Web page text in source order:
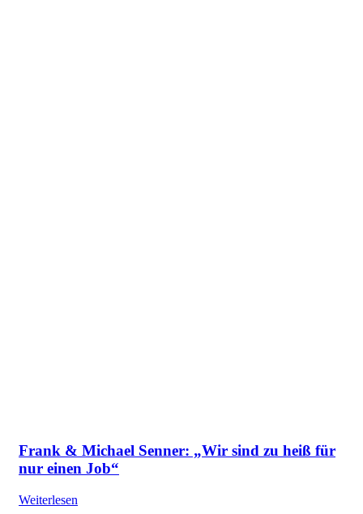
Frank & Michael Senner: „Wir sind zu heiß für
nur einen Job“
Weiterlesen